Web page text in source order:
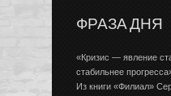
ФРАЗА ДНЯ
«Кризис — явление
стабильнее
Из книги «Филиал»